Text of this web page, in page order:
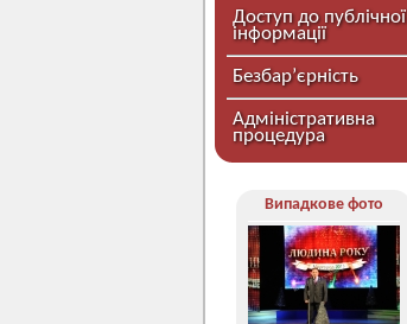
Доступ до публічної
інформації
Безбар’єрність
Адміністративна
процедура
Випадкове фото